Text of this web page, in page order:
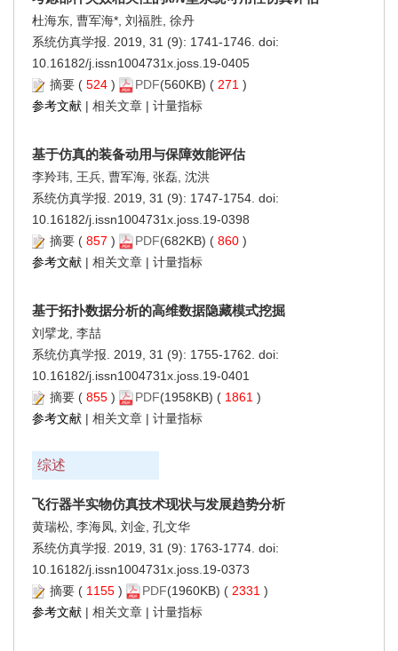
杜海东, 曹军海*, 刘福胜, 徐丹
系统仿真学报. 2019, 31 (9): 1741-1746. doi:
10.16182/j.issn1004731x.joss.19-0405
摘要 ( 524 ) PDF(560KB) ( 271 )
参考文献 | 相关文章 | 计量指标
基于仿真的装备动用与保障效能评估
李羚玮, 王兵, 曹军海, 张磊, 沈洪
系统仿真学报. 2019, 31 (9): 1747-1754. doi:
10.16182/j.issn1004731x.joss.19-0398
摘要 ( 857 ) PDF(682KB) ( 860 )
参考文献 | 相关文章 | 计量指标
基于拓扑数据分析的高维数据隐藏模式挖掘
刘擘龙, 李喆
系统仿真学报. 2019, 31 (9): 1755-1762. doi:
10.16182/j.issn1004731x.joss.19-0401
摘要 ( 855 ) PDF(1958KB) ( 1861 )
参考文献 | 相关文章 | 计量指标
综述
飞行器半实物仿真技术现状与发展趋势分析
黄瑞松, 李海凤, 刘金, 孔文华
系统仿真学报. 2019, 31 (9): 1763-1774. doi:
10.16182/j.issn1004731x.joss.19-0373
摘要 ( 1155 ) PDF(1960KB) ( 2331 )
参考文献 | 相关文章 | 计量指标